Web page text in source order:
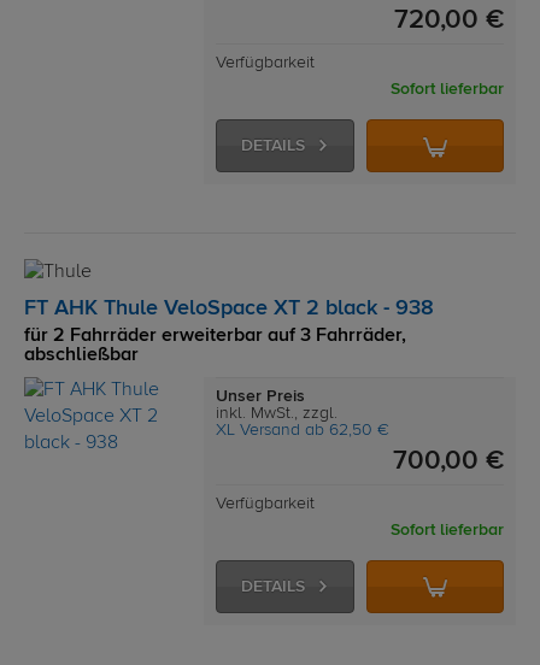
720,00 €
Verfügbarkeit
Sofort lieferbar
DETAILS
FT AHK Thule VeloSpace XT 2 black - 938
für 2 Fahrräder erweiterbar auf 3 Fahrräder,
abschließbar
Unser Preis
inkl. MwSt., zzgl.
XL Versand ab 62,50 €
700,00 €
Verfügbarkeit
Sofort lieferbar
DETAILS